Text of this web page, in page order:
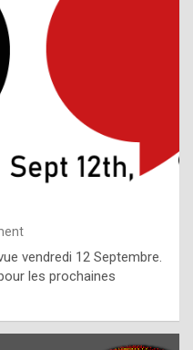
vendredi 12 Septembre.
les prochaines